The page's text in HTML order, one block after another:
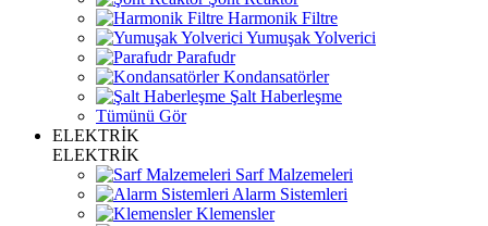
Harmonik Filtre
Yumuşak Yolverici
Parafudr
Kondansatörler
Şalt Haberleşme
Tümünü Gör
ELEKTRİK
ELEKTRİK
Sarf Malzemeleri
Alarm Sistemleri
Klemensler